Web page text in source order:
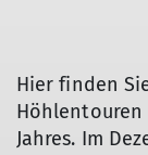
Hier finden
Höhlentouren
Jahres. Im